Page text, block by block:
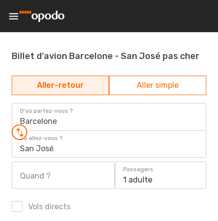
Billet d'avion Barcelone - San José pas cher
Aller-retour Aller simple
D'où partez-vous ?
Barcelone
Où allez-vous ?
San José
Quand ?
Passagers
1 adulte
Vols directs